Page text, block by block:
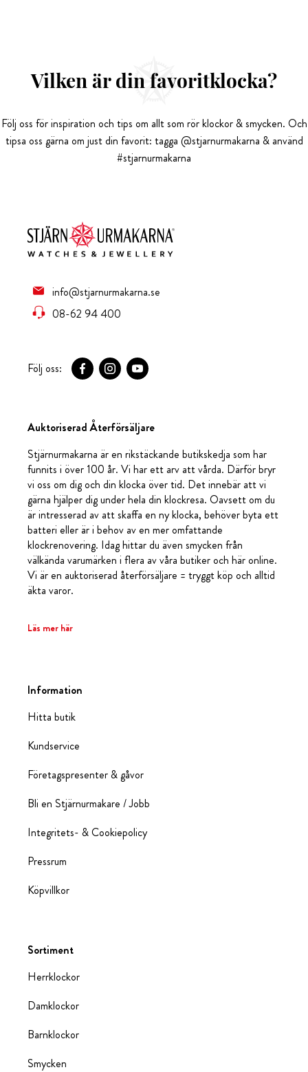
Vilken är din favoritklocka?
Följ oss för inspiration och tips om allt som rör klockor & smycken. Och
tipsa oss gärna om just din favorit: tagga @stjarnurmakarna & använd
#stjarnurmakarna
info@stjarnurmakarna.se
08-62 94 400
Följ oss:
Auktoriserad Återförsäljare
Stjärnurmakarna är en rikstäckande butikskedja som har
funnits i över 100 år. Vi har ett arv att vårda. Därför bryr
vi oss om dig och din klocka över tid. Det innebär att vi
gärna hjälper dig under hela din klockresa. Oavsett om du
är intresserad av att skaffa en ny klocka, behöver byta ett
batteri eller är i behov av en mer omfattande
klockrenovering. Idag hittar du även smycken från
välkända varumärken i flera av våra butiker och här online.
Vi är en auktoriserad återförsäljare = tryggt köp och alltid
äkta varor.
Läs mer här
Information
Hitta butik
Kundservice
Företagspresenter & gåvor
Bli en Stjärnurmakare / Jobb
Integritets- & Cookiepolicy
Pressrum
Köpvillkor
Sortiment
Herrklockor
Damklockor
Barnklockor
Smycken